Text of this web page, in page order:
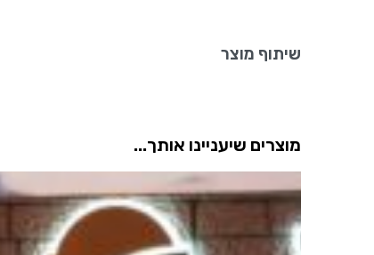
שיתוף מוצר
מוצרים שיעניינו אותך...